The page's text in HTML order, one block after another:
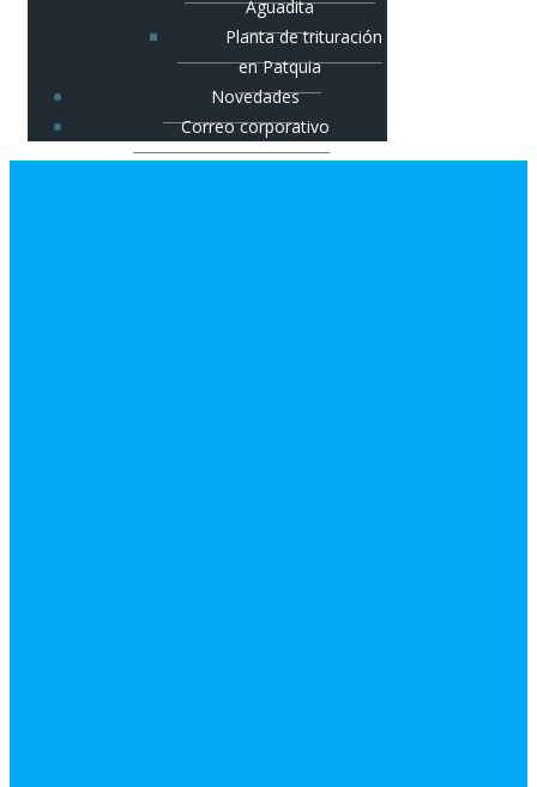
Aguadita
Planta de trituración
en Patquia
Novedades
Correo corporativo